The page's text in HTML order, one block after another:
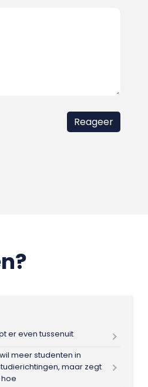
er even tussenuit
meer studenten in
maar zegt